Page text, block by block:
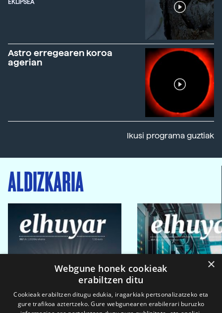
EKLIPSEA
Astro erregearen koroa
agerian
Ikusi programa guztiak
ALDIZKARIA
×
Webgune honek cookieak
erabiltzen ditu
Cookieak erabiltzen ditugu edukia, iragarkiak pertsonalizatzeko eta
gure trafikoa aztertzeko. Gure webgunearen erabilerari buruzko